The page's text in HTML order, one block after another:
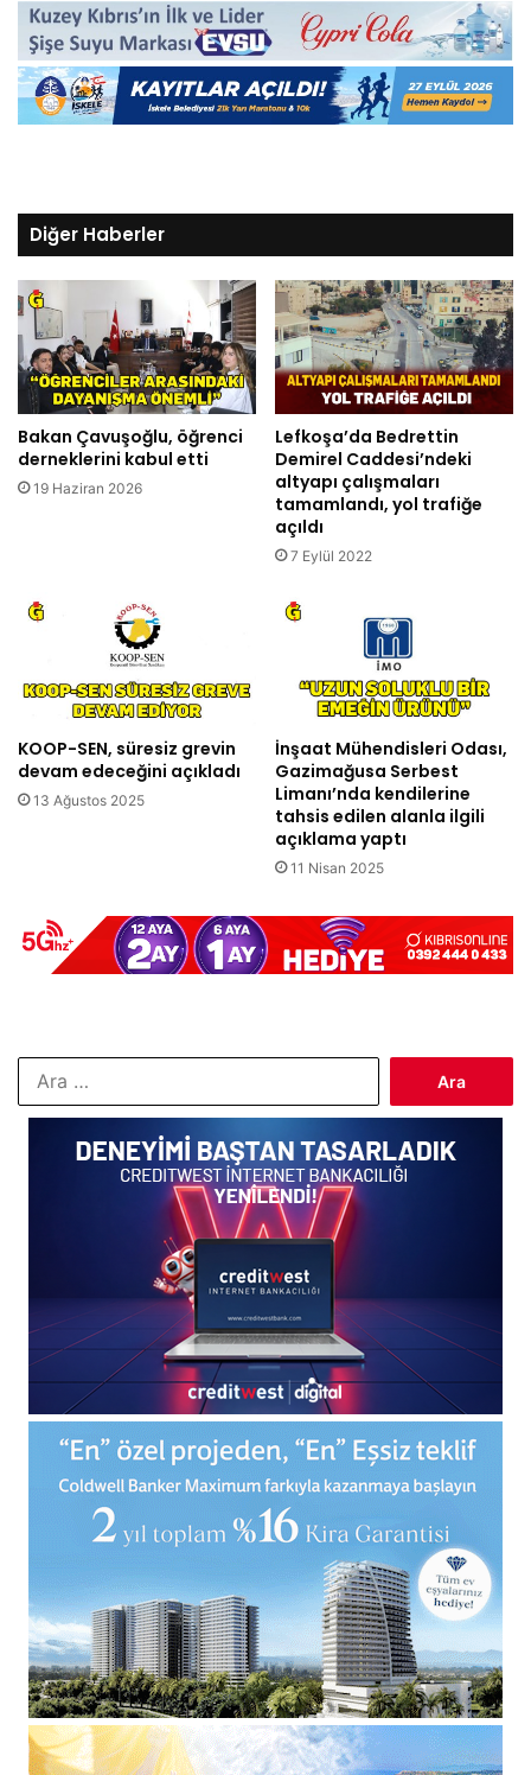
Diğer Haberler
Bakan Çavuşoğlu, öğrenci
derneklerini kabul etti
19 Haziran 2026
Lefkoşa’da Bedrettin
Demirel Caddesi’ndeki
altyapı çalışmaları
tamamlandı, yol trafiğe
açıldı
7 Eylül 2022
KOOP-SEN, süresiz grevin
devam edeceğini açıkladı
13 Ağustos 2025
İnşaat Mühendisleri Odası,
Gazimağusa Serbest
Limanı’nda kendilerine
tahsis edilen alanla ilgili
açıklama yaptı
11 Nisan 2025